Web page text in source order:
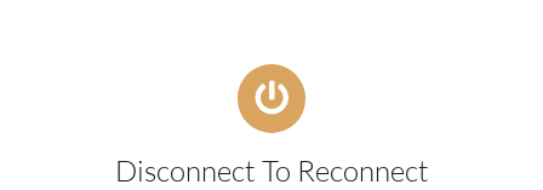
Disconnect To Reconnect